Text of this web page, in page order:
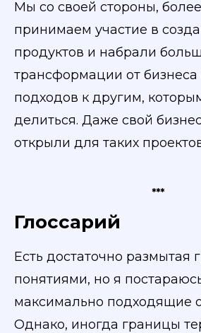
Мы со своей стороны, более
принимаем участие в
продуктов и набрали
трансформации от бизнеса
подходов к другим,
делиться. Даже свой
открыли для таких
***
Глоссарий
Есть достаточно размытая
понятиями, но я
максимально подходящие
Однако, иногда границы